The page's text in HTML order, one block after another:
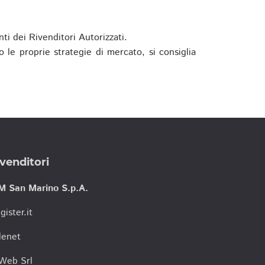
dei Rivenditori Autorizzati.
le proprie strategie di mercato, si consiglia
San Marino S.p.A.
Srl